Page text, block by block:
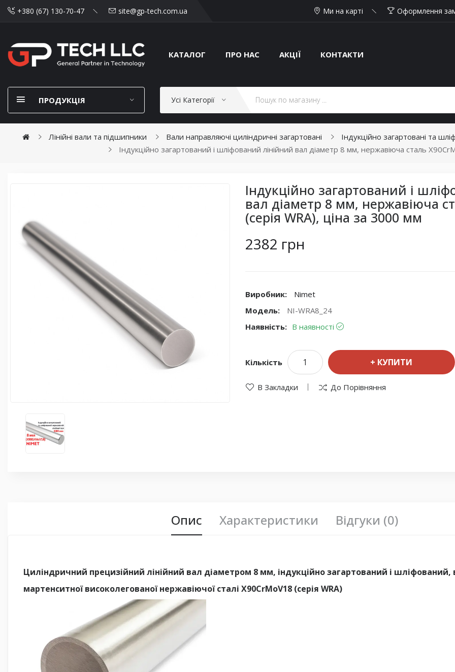
+380 (67) 130-70-47 site@gp-tech.com.ua Ми на карті Оформлення
КАТАЛОГ ПРО НАС АКЦІЇ КОНТАКТИ
ПРОДУКЦІЯ Усі Категорії
Лінійні вали та підшипники Вали направляючі циліндричні загартовані
Індукційно загартовані та
Індукційно загартований і шліфований лінійний вал діаметр 8 мм, нержавіюча сталь
Індукційно загартований і
вал діаметр 8 мм, нержавіюча
(серія WRA), ціна за 3000 мм
2382 грн
Виробник:
Nimet
Модель:
NI-WRA8_24
Наявність: В наявності
Кількість КУПИТИ
В Закладки До Порівняння
Опис Характеристики Відгуки (0)
Циліндричний прецизійний лінійний вал діаметром 8 мм, індукційно загартований і шліфований,
мартенситної високолегованої нержавіючої сталі X90CrMoV18 (серія WRA)